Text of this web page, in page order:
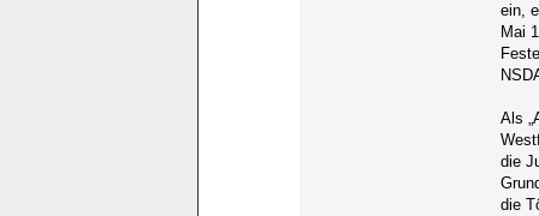
ein,
Mai
Als
die
die